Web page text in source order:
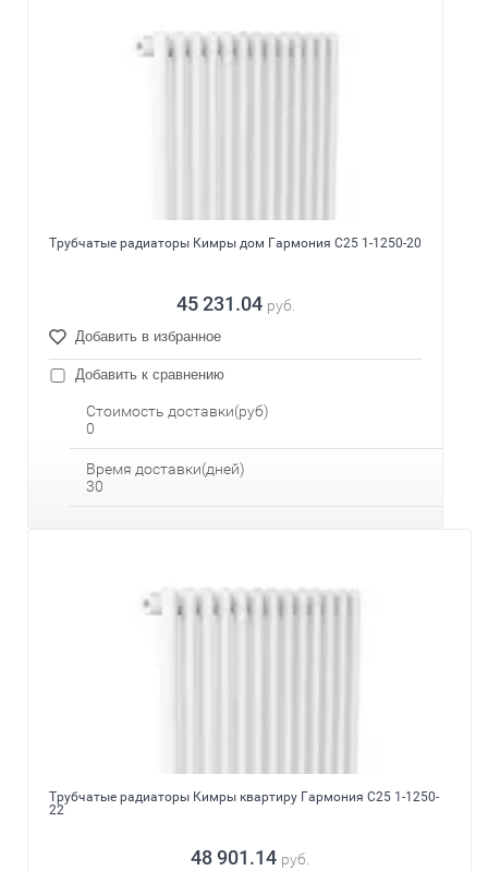
Трубчатые радиаторы Кимры дом Гармония С25 1-1250-20
45 231.04 руб.
Добавить в избранное
Добавить к сравнению
Стоимость доставки(руб)
0
Время доставки(дней)
30
Трубчатые радиаторы Кимры квартиру Гармония С25 1-1250-
22
48 901.14 руб.